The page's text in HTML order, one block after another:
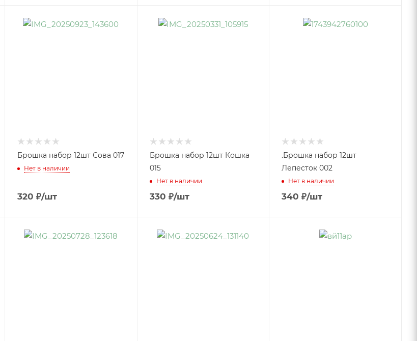
Брошка набор 12шт Сова 017
Нет в наличии
320 ₽/шт
Брошка набор 12шт Кошка
015
Нет в наличии
330 ₽/шт
.Брошка набор 12шт
Лепесток 002
Нет в наличии
340 ₽/шт